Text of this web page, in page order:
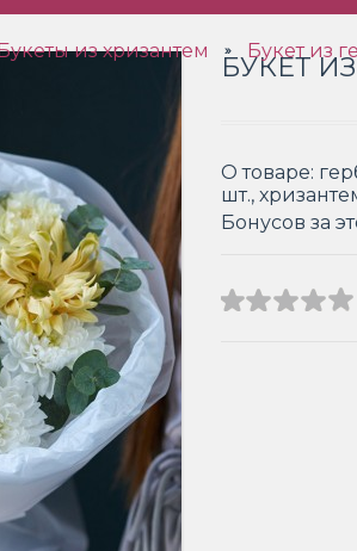
из хризантем » Букет из
БУКЕТ
О товаре:
шт.,
Бонусов за